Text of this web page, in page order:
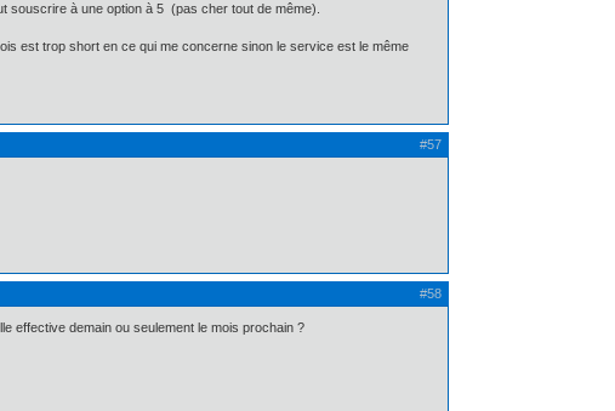
à une option à 5  (pas cher tout de même).
est trop short en ce qui me concerne sinon le service est le même
#57
#58
effective demain ou seulement le mois prochain ?